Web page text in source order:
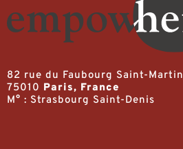
82 rue du Faubourg Saint-Martin
75010 Paris, France
M° : Strasbourg Saint-Denis